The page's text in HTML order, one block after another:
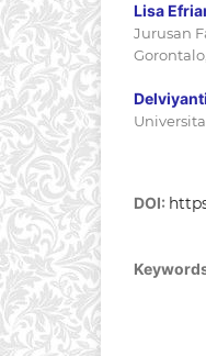
Lisa
Jurusan
DOI: